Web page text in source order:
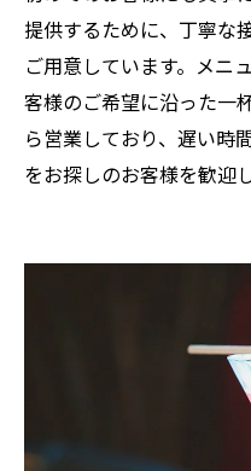
提供するために、丁寧な
ご用意しています。メニ
客様のご希望に沿った一
ら営業しており、遅い時
をお探しのお客様を歓迎